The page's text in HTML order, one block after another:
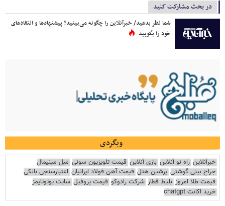
در بحث مشارکت کنید
شما نظر بدهید/ خبرآنلاین را چگونه می‌بینید؟ پیشنهادها و انتقادهای
خود را بگویید
وبگردی
خبرآنلاین راه نو آنلاین بازی آنلاین قیمت تلویزیون سونی مبل مینیمال
جراح بینی گوشتی پرشین هتل قیمت آهن فولاد ایرانیان اعتبارسنجی بانکی
قیمت طلا امروز بلیط قطار شرکت رادوکو قیمت پروفیل سایت یوتوتایمز
خرید اکانت chatgpt